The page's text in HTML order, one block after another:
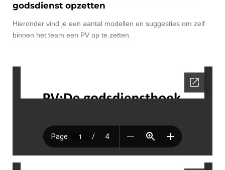
godsdienst opzetten
Hieronder vind je een aantal modellen en suggesties om zelf
binnen het team een PV op te zetten.